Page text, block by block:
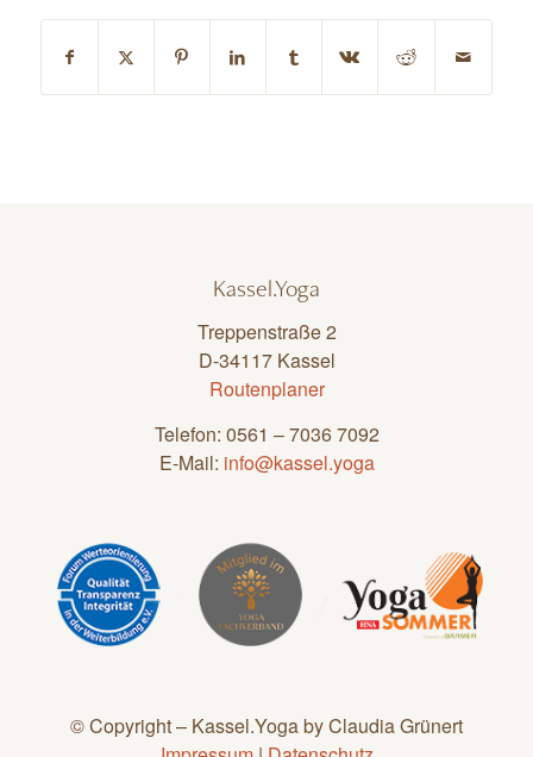
Kassel.Yoga
Treppenstraße 2
D-34117 Kassel
Routenplaner
Telefon: 0561 – 7036 7092
E-Mail: info@kassel.yoga
© Copyright – Kassel.Yoga by Claudia Grünert